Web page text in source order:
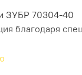
ЗУБР 70304-40
благодаря
пиление -